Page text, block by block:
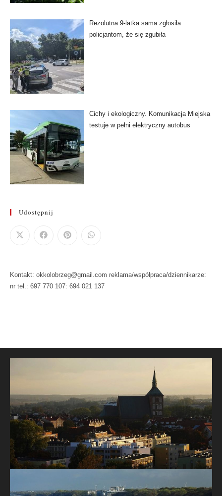
Rezolutna 9-latka sama zgłosiła
policjantom, że się zgubiła
Cichy i ekologiczny. Komunikacja Miejska
testuje w pełni elektryczny autobus
Udostępnij
Kontakt: okkolobrzeg@gmail.com reklama/współpraca/dziennikarze:
nr tel.: 697 770 107: 694 021 137